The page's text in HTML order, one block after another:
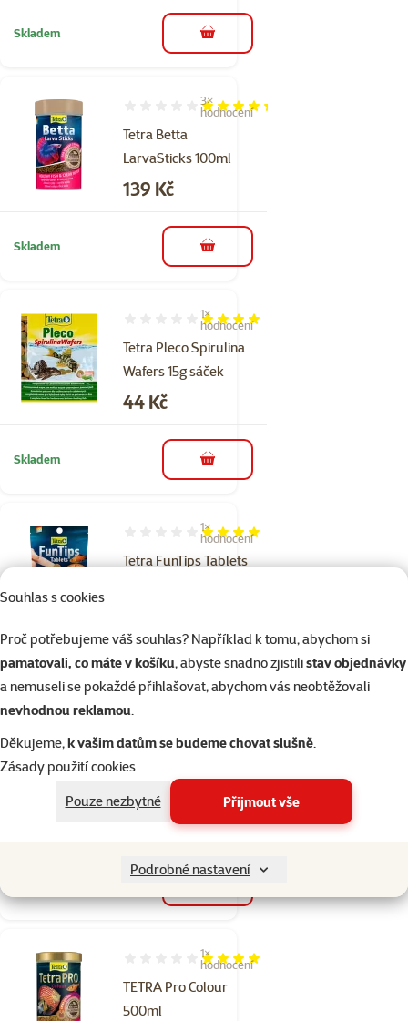
Souhlas s cookies
Proč potřebujeme váš souhlas? Například k tomu, abychom si
pamatovali, co máte v košíku, abyste snadno zjistilistav objednávky
a nemuseli se pokaždé přihlašovat, abychom vás neobtěžovali
nevhodnou reklamou.
Děkujeme,k vašim datům se budeme chovat slušně.
Zásady použití cookies
Pouze nezbytné
Přijmout vše
Podrobné nastavení
Skladem do košíku
Tetra Betta
LarvaSticks 100ml
Hodnocení 87%, počet hodnocení: 3
3×
hodnocení
Cena
139 Kč
Skladem do košíku
Tetra Pleco Spirulina
Wafers 15g sáček
Hodnocení 80%, počet hodnocení: 1
1×
hodnocení
Cena
44 Kč
Skladem do košíku
Tetra FunTips Tablets
Hodnocení 80%, počet hodnocení: 1
1×
hodnocení
Skladem do košíku
TETRA Pro Energy
sáček 12g
Hodnocení 80%, počet hodnocení: 1
1×
hodnocení
44 Kč
do košíku
TETRA Pro Colour
500ml
Hodnocení 80%, počet hodnocení: 1
1×
hodnocení